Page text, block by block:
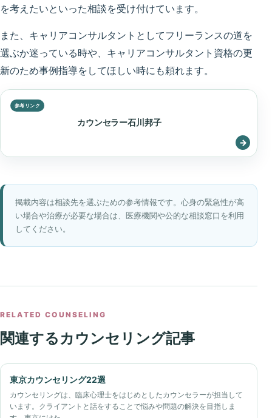
を考えたいといった相談を受け付けています。
また、キャリアコンサルタントとしてフリーランスの道を
選ぶか迷っている時や、キャリアコンサルタント資格の更
新のため事例指導をしてほしい時にも頼れます。
カウンセラー石川邦子
掲載内容は相談先を選ぶための参考情報です。心身の緊急性が高
い場合や治療が必要な場合は、医療機関や公的な相談窓口を利用
してください。
RELATED COUNSELING
関連するカウンセリング記事
東京カウンセリング22選
カウンセリングは、臨床心理士をはじめとしたカウンセラーが担当して
います。クライアントと話をすることで悩みや問題の解決を目指しま